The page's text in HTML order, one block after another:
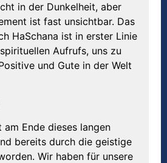
in der Dunkelheit, aber
ist fast unsichtbar. Das
HaSchana ist in erster Linie
Aufrufs, uns zu
und Gute in der Welt
Ende dieses langen
bereits durch die geistige
Wir haben für unsere